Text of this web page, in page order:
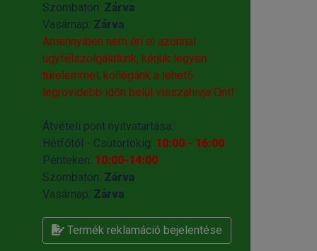
Szombaton: Zárva
Vasárnap: Zárva
Amennyiben nem éri el azonnal
ügyfélszolgálatunk, kérjük legyen
türelemmel, kollégánk a lehető
legrövidebb időn belül visszahivja Önt!
Átvételi pont nyitvatartása:
Hétfőtől - Csütörtökig: 10:00 - 16:00
Pénteken: 10:00-14:00
Szombaton: Zárva
Vasárnap: Zárva
Termék reklamáció bejelentése